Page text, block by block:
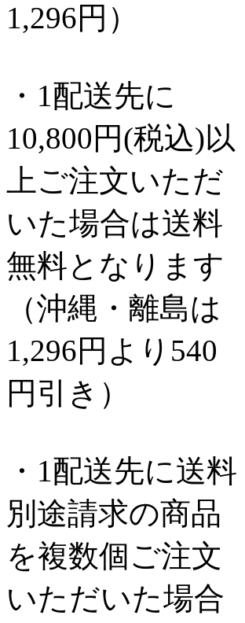
1,296円）
・1配送先に
10,800円(税込)以
上ご注文いただ
いた場合は送料
無料となります
（沖縄・離島は
1,296円より540
円引き）
・1配送先に送料
別途請求の商品
を複数個ご注文
いただいた場合